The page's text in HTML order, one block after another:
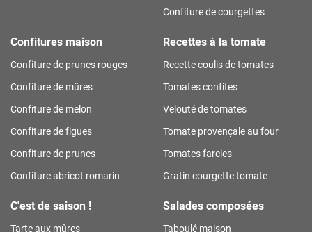
Confiture de courgettes
Confitures maison
Confiture de prunes rouges
Confiture de mûres
Confiture de melon
Confiture de figues
Confiture de prunes
Confiture abricot romarin
Recettes à la tomate
Recette coulis de tomates
Tomates confites
Velouté de tomates
Tomate provençale au four
Tomates farcies
Gratin courgette tomate
C'est de saison !
Tarte aux mûres
Salades composées
Taboulé maison